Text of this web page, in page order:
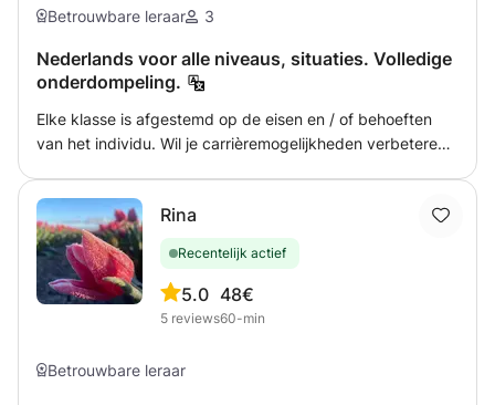
Betrouwbare leraar 3
Nederlands voor alle niveaus, situaties. Volledige
onderdompeling.
Elke klasse is afgestemd op de eisen en / of behoeften
van het individu. Wil je carrièremogelijkheden verbeteren;
Nederlands al; uitbreiding van bestaande kennis samen
met een dieper cultureel begrip en inzicht. Alle studenten
krijgen vooraf lesrooster ter beoordeling (afhankelijk van
de tijd). De nadruk ligt op totale onderdompeling op een
leuke en begrijpelijke manier, zonder belangrijke aspecten
BEOORDELINGEN: Chevaan: Catherina is zonder twijfel
Rina
Recentelijk actief
5.0
5 reviews
48€
60-min
Betrouwbare leraar